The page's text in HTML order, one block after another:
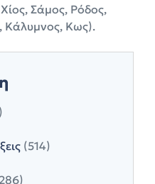
Σάμος, Ρόδος,
Κάλυμνος, Κως).
(514)